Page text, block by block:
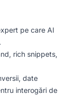
pe care AI
rich snippets,
date
interogări de